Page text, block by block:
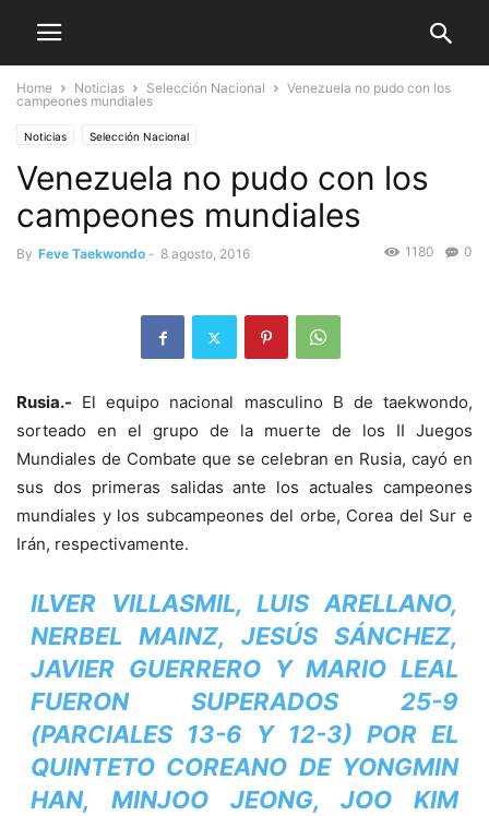
Home Noticias Selección Nacional
Venezuela no pudo con los
campeones mundiales
Noticias Selección Nacional
Venezuela no pudo con los
campeones mundiales
By Feve Taekwondo - 8 agosto, 2016 0
1180
Rusia.- El equipo nacional masculino B de taekwondo,
sorteado en el grupo de la muerte de los II Juegos
Mundiales de Combate que se celebran en Rusia, cayó en
sus dos primeras salidas ante los actuales campeones
mundiales y los subcampeones del orbe, Corea del Sur e
Irán, respectivamente.
ILVER VILLASMIL, LUIS ARELLANO,
NERBEL MAINZ, JESÚS SÁNCHEZ,
JAVIER GUERRERO Y MARIO LEAL
FUERON SUPERADOS 25-9
(PARCIALES 13-6 Y 12-3) POR EL
QUINTETO COREANO DE YONGMIN
HAN, MINJOO JEONG, JOO KIM